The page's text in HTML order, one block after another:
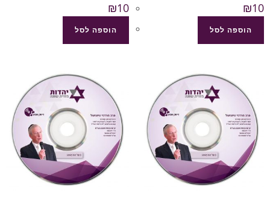
₪10
הוספה לסל
₪10
הוספה לסל